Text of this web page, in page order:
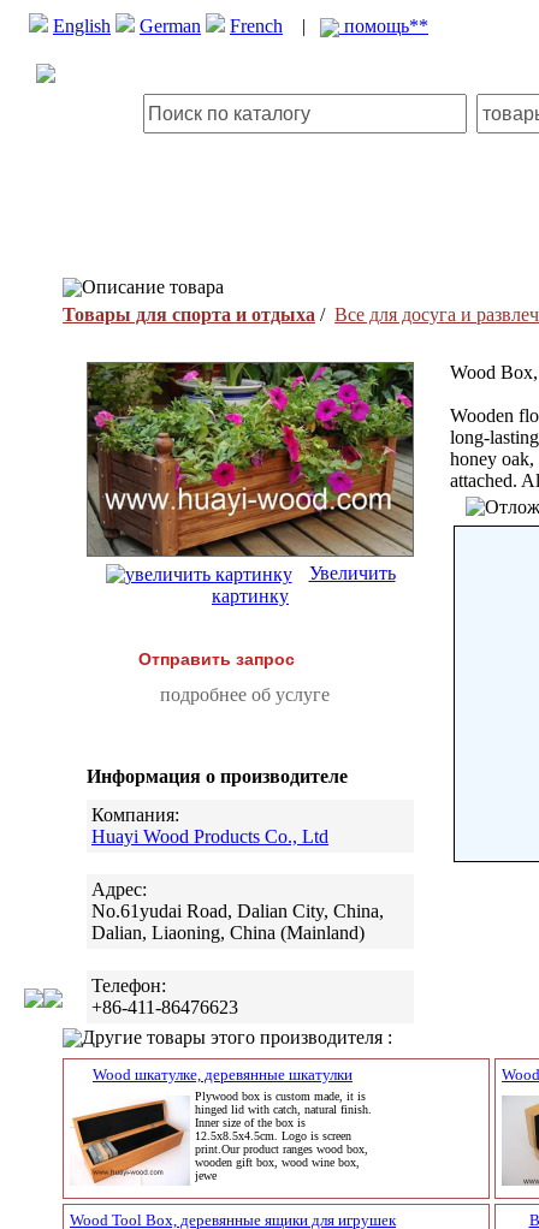
English German French | помощь**
Описание товара
Товары для спорта и отдыха / Все для досуга и
Увеличить
картинку
Отправить запрос
подробнее об услуге
Информация о производителе
Компания:
Huayi Wood Products Co., Ltd
Адрес:
No.61yudai Road, Dalian City, China,
Dalian, Liaoning, China (Mainland)
Телефон:
+86-411-86476623
Wood
Wooden
long-
honey oak,
attached.
Другие товары этого производителя :
Wood шкатулке, деревянные шкатулки
Plywood box is custom made, it is
hinged lid with catch, natural finish.
Inner size of the box is
12.5x8.5x4.5cm. Logo is screen
print.Our product ranges wood box,
wooden gift box, wood wine box,
jewe
Wood Tool Box, деревянные ящики для игрушек